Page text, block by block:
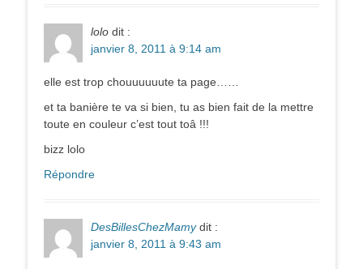
lolo dit :
janvier 8, 2011 à 9:14 am
elle est trop chouuuuuute ta page……
et ta banière te va si bien, tu as bien fait de la mettre
toute en couleur c’est tout toâ !!!
bizz lolo
Répondre
DesBillesChezMamy dit :
janvier 8, 2011 à 9:43 am